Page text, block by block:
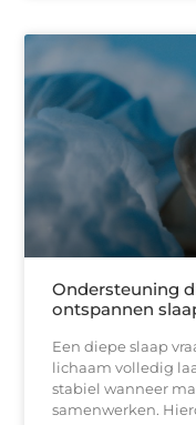
Ondersteuning
ontspannen
Een diepe slaap
lichaam volledig
stabiel wanneer
samenwerken.